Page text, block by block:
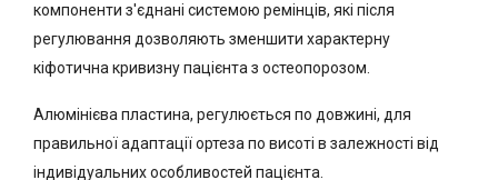
компоненти з'єднані системою ремінців, які після
регулювання дозволяють зменшити характерну
кіфотична кривизну пацієнта з остеопорозом.
Алюмінієва пластина, регулюється по довжині, для
правильної адаптації ортеза по висоті в залежності від
індивідуальних особливостей пацієнта.